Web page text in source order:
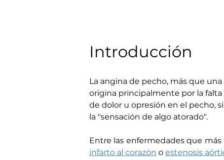
Introducción
La angina de pecho, más que
origina principalmente por la
de dolor u opresión en el pecho,
la "sensación de algo atorado".
Entre las enfermedades que
infarto al corazón o estenosis